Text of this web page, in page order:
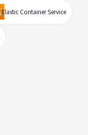
Elastic Container Service